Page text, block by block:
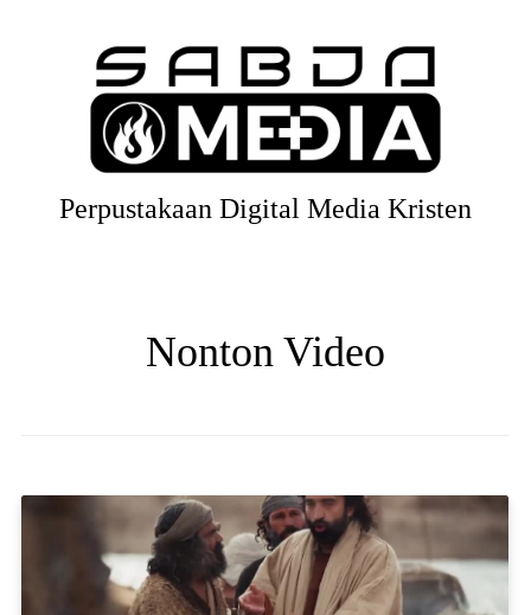
Perpustakaan Digital Media Kristen
Nonton Video